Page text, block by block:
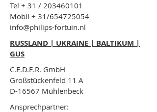
Tel + 31 / 203460101
Mobil + 31/654725054
info@philips-fortuin.nl
RUSSLAND | UKRAINE | BALTIKUM |
GUS
C.E.D.E.R. GmbH
Großstückenfeld 11 A
D-16567 Mühlenbeck
Ansprechpartner: